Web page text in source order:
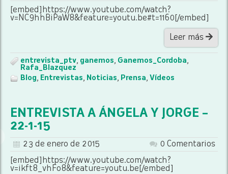
[embed]https://www.youtube.com/watch?
v=NC9hhBiPaW8&feature=youtu.be#t=1160[/embed]
Leer más
entrevista_ptv, ganemos, Ganemos_Cordoba,
Rafa_Blazquez
Blog, Entrevistas, Noticias, Prensa, Vídeos
ENTREVISTA A ÁNGELA Y JORGE –
22-1-15
23 de enero de 2015
0 Comentarios
[embed]https://www.youtube.com/watch?
v=ikft8_vhFo8&feature=youtu.be[/embed]